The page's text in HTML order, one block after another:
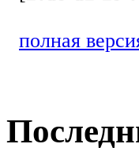
полная